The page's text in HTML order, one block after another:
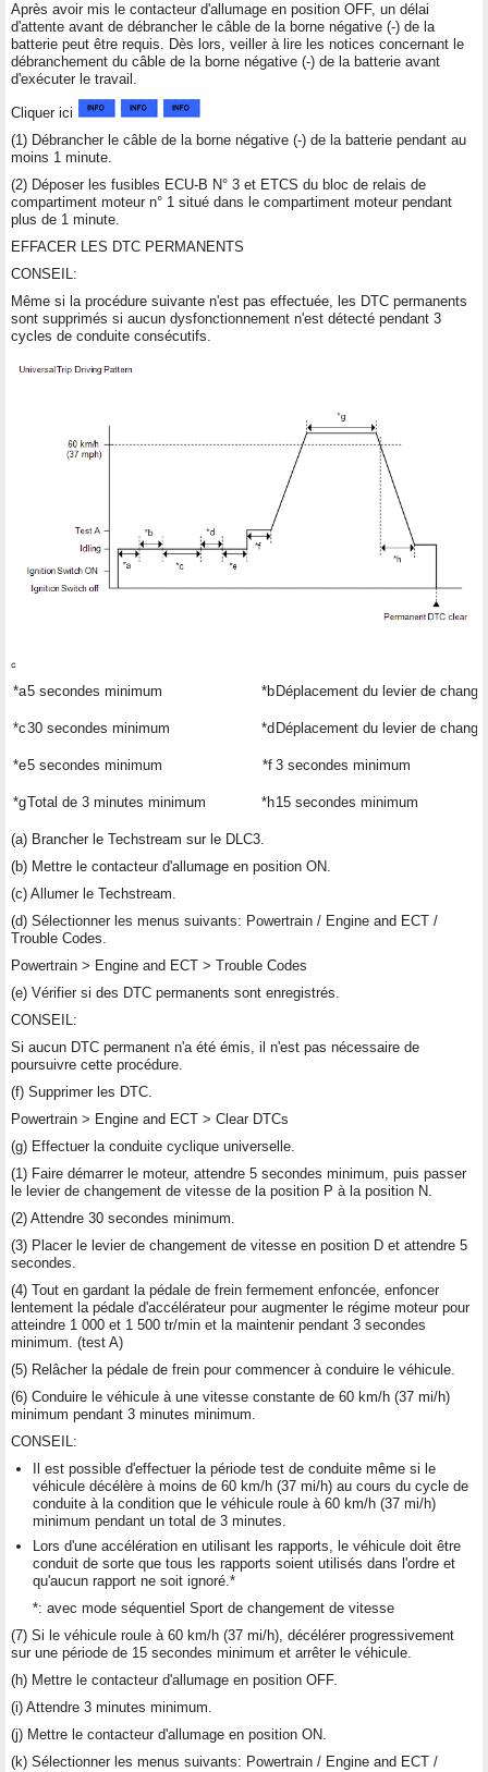
Après avoir mis le contacteur d'allumage en position OFF, un délai
d'attente avant de débrancher le câble de la borne négative (-) de la
batterie peut être requis. Dès lors, veiller à lire les notices concernant le
débranchement du câble de la borne négative (-) de la batterie avant
d'exécuter le travail.
Cliquer ici
(1) Débrancher le câble de la borne négative (-) de la batterie pendant au
moins 1 minute.
(2) Déposer les fusibles ECU-B N° 3 et ETCS du bloc de relais de
compartiment moteur n° 1 situé dans le compartiment moteur pendant
plus de 1 minute.
EFFACER LES DTC PERMANENTS
CONSEIL:
Même si la procédure suivante n'est pas effectuée, les DTC permanents
sont supprimés si aucun dysfonctionnement n'est détecté pendant 3
cycles de conduite consécutifs.
*a5 secondes minimum *b Déplacement du levier de
*c30 secondes minimum *d Déplacement du levier de
*e5 secondes minimum *f 3 secondes minimum
*gTotal de 3 minutes minimum *h15 secondes minimum
(a) Brancher le Techstream sur le DLC3.
(b) Mettre le contacteur d'allumage en position ON.
(c) Allumer le Techstream.
(d) Sélectionner les menus suivants: Powertrain / Engine and ECT /
Trouble Codes.
Powertrain > Engine and ECT > Trouble Codes
(e) Vérifier si des DTC permanents sont enregistrés.
CONSEIL:
Si aucun DTC permanent n'a été émis, il n'est pas nécessaire de
poursuivre cette procédure.
(f) Supprimer les DTC.
Powertrain > Engine and ECT > Clear DTCs
(g) Effectuer la conduite cyclique universelle.
(1) Faire démarrer le moteur, attendre 5 secondes minimum, puis passer
le levier de changement de vitesse de la position P à la position N.
(2) Attendre 30 secondes minimum.
(3) Placer le levier de changement de vitesse en position D et attendre 5
secondes.
(4) Tout en gardant la pédale de frein fermement enfoncée, enfoncer
lentement la pédale d'accélérateur pour augmenter le régime moteur pour
atteindre 1 000 et 1 500 tr/min et la maintenir pendant 3 secondes
minimum. (test A)
(5) Relâcher la pédale de frein pour commencer à conduire le véhicule.
(6) Conduire le véhicule à une vitesse constante de 60 km/h (37 mi/h)
minimum pendant 3 minutes minimum.
CONSEIL:
Il est possible d'effectuer la période test de conduite même si le
véhicule décélère à moins de 60 km/h (37 mi/h) au cours du cycle de
conduite à la condition que le véhicule roule à 60 km/h (37 mi/h)
minimum pendant un total de 3 minutes.
Lors d'une accélération en utilisant les rapports, le véhicule doit être
conduit de sorte que tous les rapports soient utilisés dans l'ordre et
qu'aucun rapport ne soit ignoré.*
*: avec mode séquentiel Sport de changement de vitesse
(7) Si le véhicule roule à 60 km/h (37 mi/h), décélérer progressivement
sur une période de 15 secondes minimum et arrêter le véhicule.
(h) Mettre le contacteur d'allumage en position OFF.
(i) Attendre 3 minutes minimum.
(j) Mettre le contacteur d'allumage en position ON.
(k) Sélectionner les menus suivants: Powertrain / Engine and ECT /